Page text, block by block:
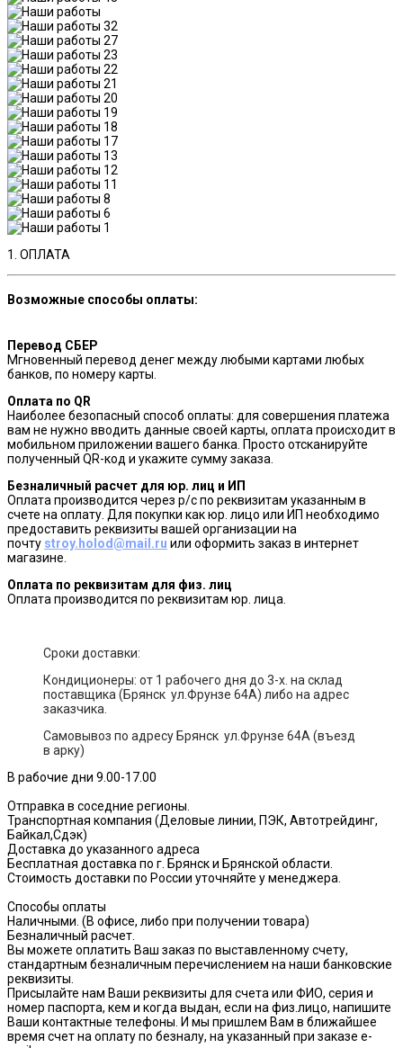
1. ОПЛАТА
Возможные способы оплаты:
Перевод СБЕР
Мгновенный перевод денег между любыми картами любых
банков, по номеру карты.
Оплата по QR
Наиболее безопасный способ оплаты: для совершения платежа
вам не нужно вводить данные своей карты, оплата происходит в
мобильном приложении вашего банка. Просто отсканируйте
полученный QR-код и укажите сумму заказа.
Безналичный расчет для юр. лиц и ИП
Оплата производится через р/с по реквизитам указанным в
счете на оплату. Для покупки как юр. лицо или ИП необходимо
предоставить реквизиты вашей организации на
почту stroy.holod@mail.ru или оформить заказ в интернет
магазине.
Оплата по реквизитам для физ. лиц
Оплата производится по реквизитам юр. лица.
Сроки доставки:
Кондиционеры: от 1 рабочего дня до 3-х. на склад
поставщика (Брянск ул.Фрунзе 64А) либо на адрес
заказчика.
Самовывоз по адресу Брянск ул.Фрунзе 64А (въезд
в арку)
В рабочие дни 9.00-17.00
Отправка в соседние регионы.
Транспортная компания (Деловые линии, ПЭК, Автотрейдинг,
Байкал,Сдэк)
Доставка до указанного адреса
Бесплатная доставка по г. Брянск и Брянской области.
Стоимость доставки по России уточняйте у менеджера.
Способы оплаты
Наличными. (В офисе, либо при получении товара)
Безналичный расчет.
Вы можете оплатить Ваш заказ по выставленному счету,
стандартным безналичным перечислением на наши банковские
реквизиты.
Присылайте нам Ваши реквизиты для счета или ФИО, серия и
номер паспорта, кем и когда выдан, если на физ.лицо, напишите
Ваши контактные телефоны. И мы пришлем Вам в ближайшее
время счет на оплату по безналу, на указанный при заказе e-